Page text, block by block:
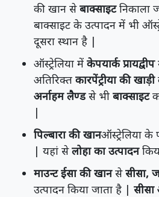
की खान सेबाक्साइटनिकाला
बाक्साइट के उत्पादन में भी
दूसरा स्थान है |
ऑस्ट्रेलिया में केपयार्क प्रायद्वीप
अतिरिक्त कारपेंट्रीया की खाड़ी
अर्नाहम लैण्डसे भी बाक्साइट
|
पिल्बारा की खानऑस्ट्रेलिया के
| यहां सेलोहा का उत्पादन
माउन्ट ईसा की खानसेसीसा,
उत्पादन किया जाता है |